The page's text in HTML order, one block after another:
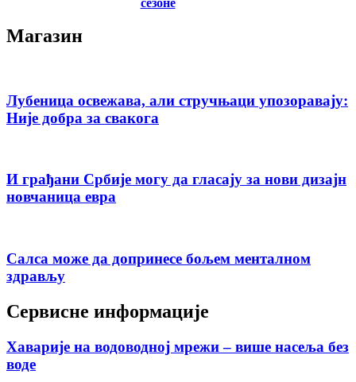
Магазин
Лубеница освежава, али стручњаци упозоравају:
Није добра за свакога
И грађани Србије могу да гласају за нови дизајн
новчаница евра
Салса може да допринесе бољем менталном
здрављу
Сервисне информације
Хаварије на водоводној мрежи – више насеља без
воде